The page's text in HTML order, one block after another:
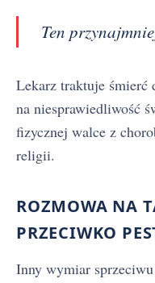
Ten
Lekarz traktuje śmierć
na niesprawiedliwość
fizycznej walce z
religii.
ROZMOWA NA
PRZECIWKO
Inny wymiar